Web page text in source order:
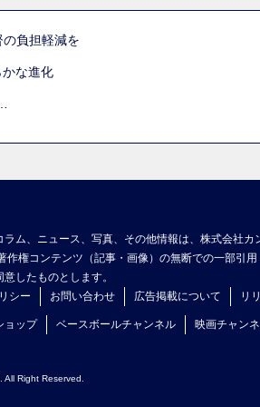
負担軽減を
な進化
ム、ニュース、写真、その他情報は、株式会社
権コンテンツ（記事・画像）の無断での一部引
したものとします。
シー お問い合わせ 広告掲載について リ
ョップ ベースボールチャンネル 映画チャン
Right Reserved.